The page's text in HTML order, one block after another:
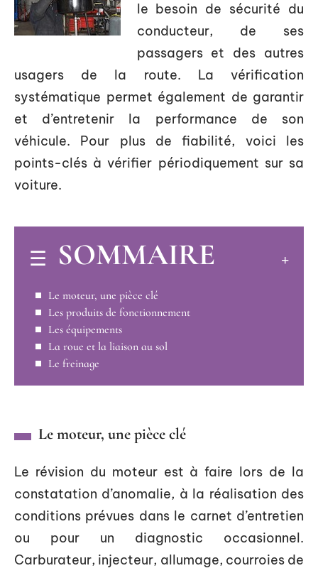
le besoin de sécurité du
conducteur, de ses
passagers et des autres
usagers de la route. La vérification
systématique permet également de garantir
et d’entretenir la performance de son
véhicule. Pour plus de fiabilité, voici les
points-clés à vérifier périodiquement sur sa
voiture.
SOMMAIRE
Le moteur, une pièce clé
Les produits de fonctionnement
Les équipements
La roue et la liaison au sol
Le freinage
Le moteur, une pièce clé
Le révision du moteur est à faire lors de la
constatation d’anomalie, à la réalisation des
conditions prévues dans le carnet d’entretien
ou pour un diagnostic occasionnel.
Carburateur, injecteur, allumage, courroies de